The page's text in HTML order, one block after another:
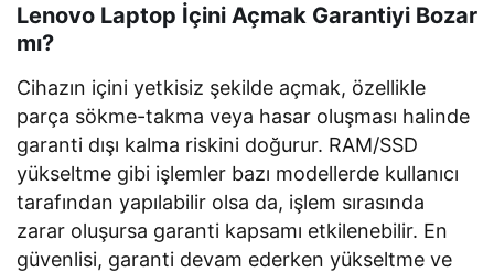
Lenovo Laptop İçini Açmak Garantiyi Bozar
mı?
Cihazın içini yetkisiz şekilde açmak, özellikle
parça sökme-takma veya hasar oluşması halinde
garanti dışı kalma riskini doğurur. RAM/SSD
yükseltme gibi işlemler bazı modellerde kullanıcı
tarafından yapılabilir olsa da, işlem sırasında
zarar oluşursa garanti kapsamı etkilenebilir. En
güvenlisi, garanti devam ederken yükseltme ve